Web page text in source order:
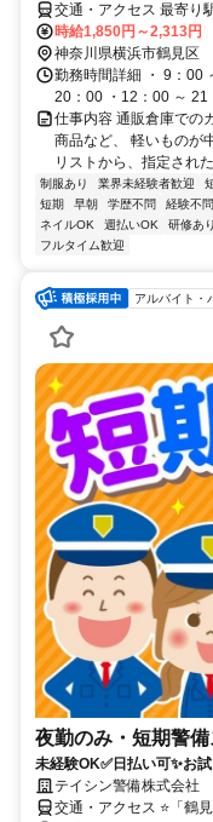
交通・アクセス 最寄り
時給1,850円～2,313円
神奈川県横浜市鶴見区
勤務時間詳細 ・ 9：00
20：00 ・12：00 ～ 21
仕事内容 通販倉庫での
商品など、 軽いものが
リストから、指定され
制服あり 業界未経験者歓迎
短期
早朝 学歴不問 経験不問
ネイルOK
週払いOK 研修あり
フルタイム歓迎
アルバイト・
夜勤のみ・短期警
未経験OK✅日払い可✨お
テイシン警備株式会社
交通・アクセス ⭐「鶴